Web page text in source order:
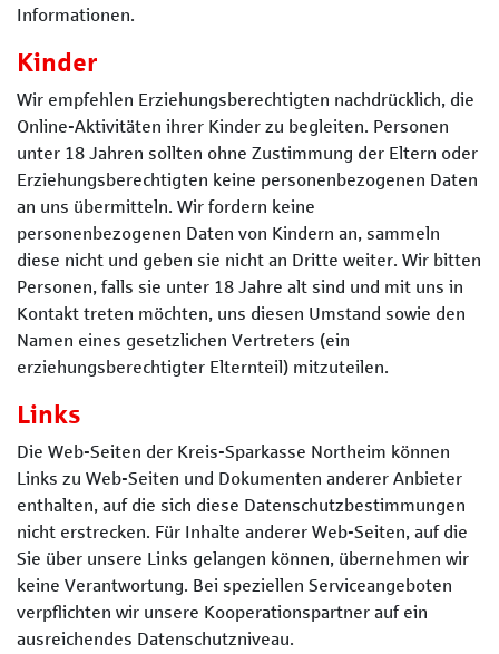
Informationen.
Kinder
Wir empfehlen Erziehungsberechtigten nachdrücklich, die
Online-Aktivitäten ihrer Kinder zu begleiten. Personen
unter 18 Jahren sollten ohne Zustimmung der Eltern oder
Erziehungsberechtigten keine personenbezogenen Daten
an uns übermitteln. Wir fordern keine
personenbezogenen Daten von Kindern an, sammeln
diese nicht und geben sie nicht an Dritte weiter. Wir bitten
Personen, falls sie unter 18 Jahre alt sind und mit uns in
Kontakt treten möchten, uns diesen Umstand sowie den
Namen eines gesetzlichen Vertreters (ein
erziehungsberechtigter Elternteil) mitzuteilen.
Links
Die Web-Seiten der Kreis-Sparkasse Northeim können
Links zu Web-Seiten und Dokumenten anderer Anbieter
enthalten, auf die sich diese Datenschutzbestimmungen
nicht erstrecken. Für Inhalte anderer Web-Seiten, auf die
Sie über unsere Links gelangen können, übernehmen wir
keine Verantwortung. Bei speziellen Serviceangeboten
verpflichten wir unsere Kooperationspartner auf ein
ausreichendes Datenschutzniveau.